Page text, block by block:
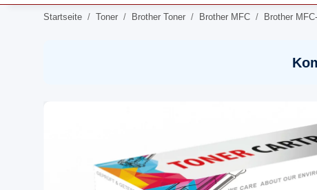
Startseite Toner Brother Toner Brother MFC Brother